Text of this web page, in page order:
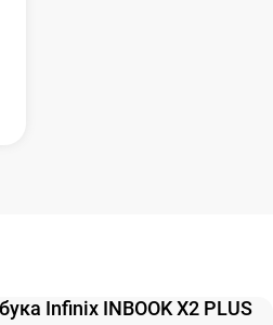
Infinix INBOOK X2 PLUS